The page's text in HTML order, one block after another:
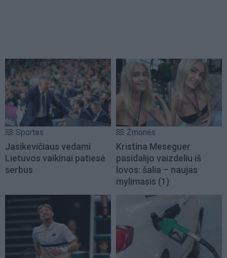
Sportas
Jasikevičiaus vedami
Lietuvos vaikinai patiesė
serbus
Žmonės
Kristina Meseguer
pasidalijo vaizdeliu iš
lovos: šalia – naujas
mylimasis (1)